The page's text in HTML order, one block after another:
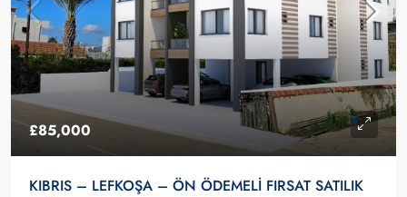
£85,000
KIBRIS – LEFKOŞA – ÖN ÖDEMELİ FIRSAT SATILIK